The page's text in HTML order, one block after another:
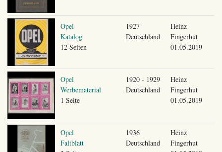
Opel
Katalog
12 Seiten
1927
Deutschland
Heinz
Fingerhut
01.05.2019
Opel
Werbematerial
1 Seite
1920 - 1929
Deutschland
Heinz
Fingerhut
01.05.2019
Opel
Faltblatt
1936
Deutschland
Heinz
Fingerhut